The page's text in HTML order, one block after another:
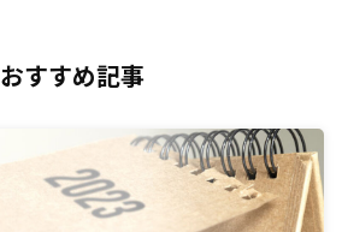
おすすめ記事